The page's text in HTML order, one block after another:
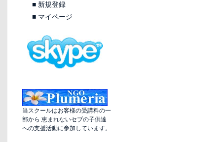
■ 新規登録
■ マイページ
当スクールはお客様の受講料の一
部から 恵まれないセブの子供達
への支援活動に参加しています。